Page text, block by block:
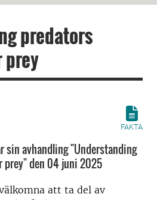
predators
FAKTA
sin avhandling "Understanding
prey" den 04 juni 2025
att ta del av